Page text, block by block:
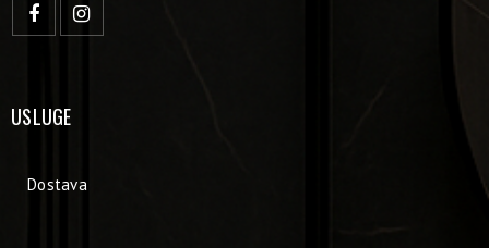
USLUGE
Dostava